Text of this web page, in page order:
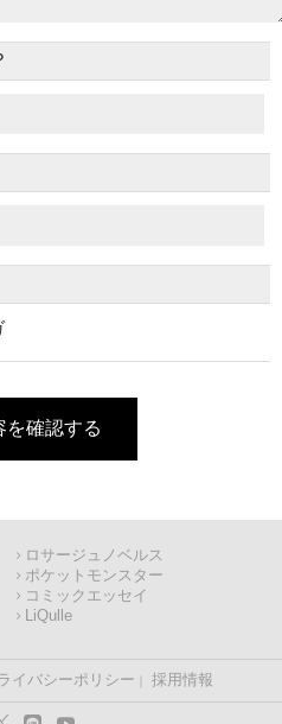
を確認する
ロサージュノベルス
ポケットモンスター
コミックエッセイ
LiQulle
イバシーポリシー 採用情報